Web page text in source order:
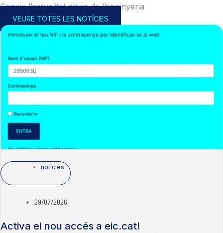
Coneix l’actualitat diària de l’enginyeria
VEURE TOTES LES NOTÍCIES
notícies
29/07/2026
Activa el nou accés a eic.cat!